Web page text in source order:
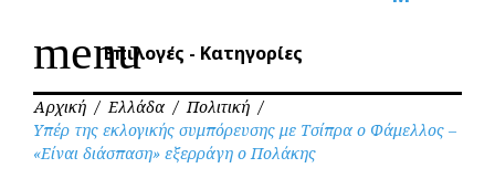
menuΕπιλογές - Κατηγορίες
Αρχική / Ελλάδα / Πολιτική /
Υπέρ της εκλογικής συμπόρευσης με Τσίπρα ο Φάμελλος –
«Είναι διάσπαση» εξερράγη ο Πολάκης